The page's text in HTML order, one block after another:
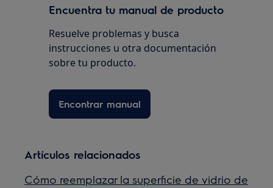
Encuentra tu manual de producto
Resuelve problemas y busca
instrucciones u otra documentación
sobre tu producto.
Encontrar manual
Artículos relacionados
Cómo reemplazar la superficie de vidrio de